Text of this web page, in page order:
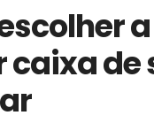
a
caixa de